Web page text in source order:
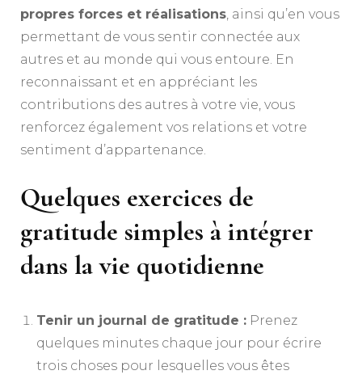
propres forces et réalisations, ainsi qu’en vous
permettant de vous sentir connectée aux
autres et au monde qui vous entoure. En
reconnaissant et en appréciant les
contributions des autres à votre vie, vous
renforcez également vos relations et votre
sentiment d’appartenance.
Quelques exercices de
gratitude simples à intégrer
dans la vie quotidienne
Tenir un journal de gratitude : Prenez
quelques minutes chaque jour pour écrire
trois choses pour lesquelles vous êtes